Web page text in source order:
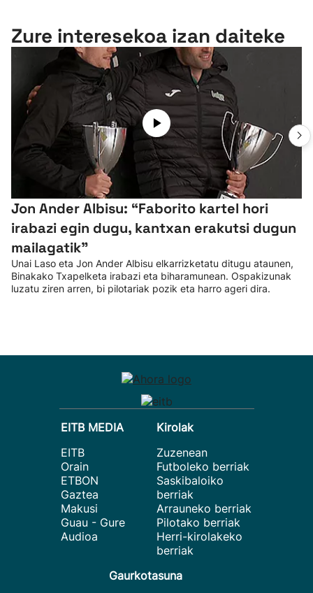
Zure interesekoa izan daiteke
Jon Ander Albisu: “Faborito kartel hori
irabazi egin dugu, kantxan erakutsi dugun
mailagatik”
Unai Laso eta Jon Ander Albisu elkarrizketatu ditugu ataunen,
Binakako Txapelketa irabazi eta biharamunean. Ospakizunak
luzatu ziren arren, bi pilotariak pozik eta harro ageri dira.
EITB MEDIA
EITB
Orain
ETBON
Gaztea
Makusi
Guau - Gure
Audioa
Kirolak
Zuzenean
Futboleko berriak
Saskibaloiko
berriak
Arrauneko berriak
Pilotako berriak
Herri-kirolakeko
berriak
Gaurkotasuna